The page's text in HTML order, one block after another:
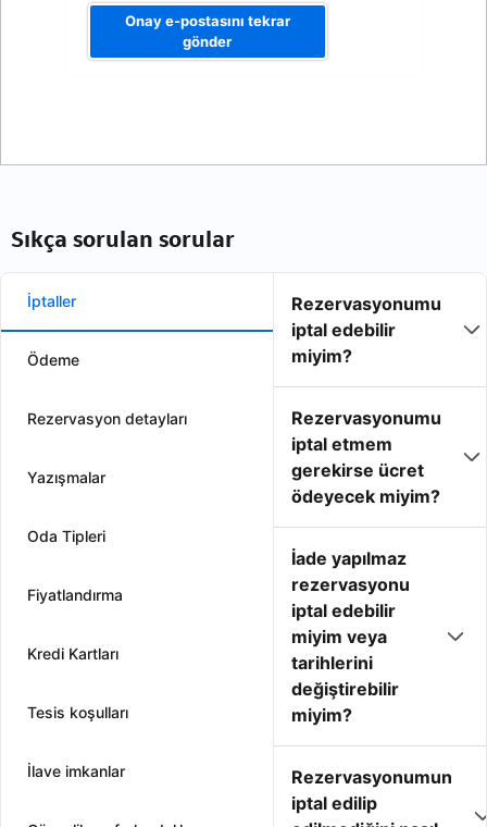
Onay e-postasını tekrar
gönder
Sıkça sorulan sorular
İptaller
Ödeme
Rezervasyon detayları
Yazışmalar
Oda Tipleri
Fiyatlandırma
Kredi Kartları
Tesis koşulları
İlave imkanlar
Rezervasyonumu
iptal edebilir
miyim?
Rezervasyonumu
iptal etmem
gerekirse ücret
ödeyecek miyim?
İade yapılmaz
rezervasyonu
iptal edebilir
miyim veya
tarihlerini
değiştirebilir
miyim?
Rezervasyonumun
iptal edilip